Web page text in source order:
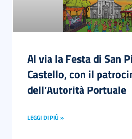
Al via la Festa di San
Castello, con il
dell’Autorità Portuale
LEGGI DI PIÙ »